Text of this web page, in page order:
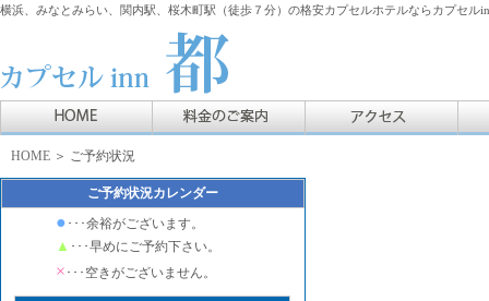
横浜、みなとみらい、関内駅、桜木町駅（徒歩７分）の格安カプセルホテルならカプセル
HOME ＞ ご予約状況
ご予約状況カレンダー
● ･･･余裕がございます。
▲ ･･･早めにご予約下さい。
× ･･･空きがございません。